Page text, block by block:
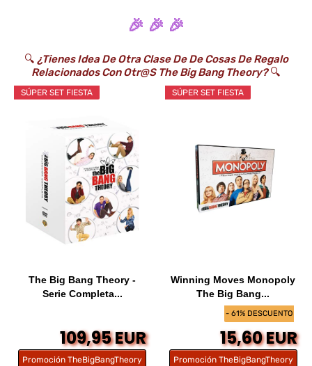
🎉 🎉 🎉
🔍 ¿Tienes Idea De Otra Clase De De Cosas De Regalo
Relacionados Con Otr@s The Big Bang Theory?🔍
SÚPER SET FIESTA
The Big Bang Theory -
Serie Completa...
109,95 EUR
Promoción TheBigBangTheory
- 61% DESCUENTO
SÚPER SET FIESTA
Winning Moves Monopoly
The Big Bang...
15,60 EUR
Promoción TheBigBangTheory